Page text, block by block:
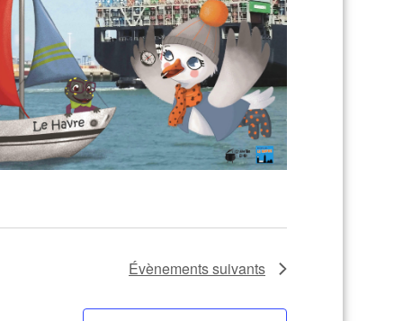
Évènementssuivants